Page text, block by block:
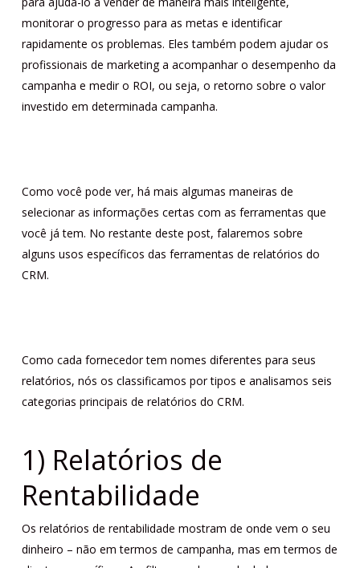
monitorar o progresso para as metas e identificar
rapidamente os problemas. Eles também podem ajudar os
profissionais de marketing a acompanhar o desempenho da
campanha e medir o ROI, ou seja, o retorno sobre o valor
investido em determinada campanha.
Como você pode ver, há mais algumas maneiras de
selecionar as informações certas com as ferramentas que
você já tem. No restante deste post, falaremos sobre
alguns usos específicos das ferramentas de relatórios do
CRM.
Como cada fornecedor tem nomes diferentes para seus
relatórios, nós os classificamos por tipos e analisamos seis
categorias principais de relatórios do CRM.
1) Relatórios de
Rentabilidade
Os relatórios de rentabilidade mostram de onde vem o seu
dinheiro – não em termos de campanha, mas em termos de